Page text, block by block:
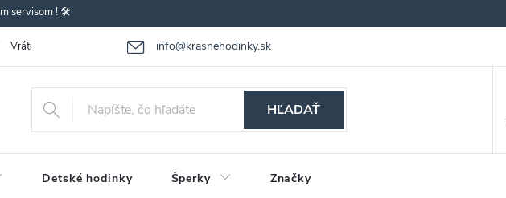
servisom ! 🛠️
info@krasnehodinky.sk
Vrátenie-výmena tovaru Reklamácia tovaru Obchodné podmienky
HĽADAŤ
Detské hodinky Šperky Značky